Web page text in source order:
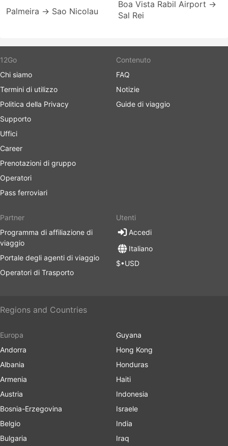
Palmeira → Sao Nicolau
Boa Vista Rabil Airport →
Sal Rei
12Go
Chi siamo
Termini di utilizzo
Politica della Privacy
Supporto
Uffici
Career
Prenotazioni di gruppo
Operatori
Pass ferroviari
Contenuto
FAQ
Notizie
Guide di viaggio
Partner
Programma di affiliazione di
viaggio
Portale degli agenti di viaggio
Operatori di Trasporto
Utenti
Accedi
Italiano
$•USD
Regions and Countries
Europa
Andorra
Albania
Armenia
Austria
Bosnia-Erzegovina
Belgio
Bulgaria
Guyana
Hong Kong
Honduras
Haiti
Indonesia
Israele
India
Iraq